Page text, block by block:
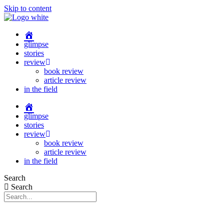
Skip to content
glimpse
stories
review
book review
article review
in the field
glimpse
stories
review
book review
article review
in the field
Search
Search